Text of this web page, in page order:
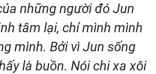
những người đó Jun
tâm lại, chỉ mình mình
mình. Bởi vì Jun sống
là buồn. Nói chi xa xôi